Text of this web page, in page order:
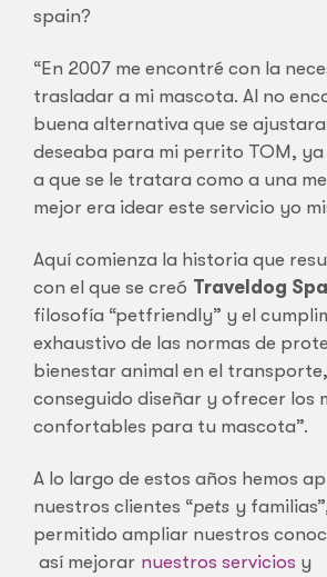
spain?
“En 2007 me encontré con la
trasladar a mi mascota. Al no
buena alternativa que se
deseaba para mi perrito TOM, ya
a que se le tratara como a una
mejor era idear este servicio yo
Aquí comienza la historia que
con el que se creó Traveldog
filosofía “petfriendly” y el
exhaustivo de las normas de
bienestar animal en el
conseguido diseñar y ofrecer los
confortables para tu mascota”.
A lo largo de estos años hemos
nuestros clientes “pets y
permitido ampliar nuestros
así mejorar nuestros servicios y